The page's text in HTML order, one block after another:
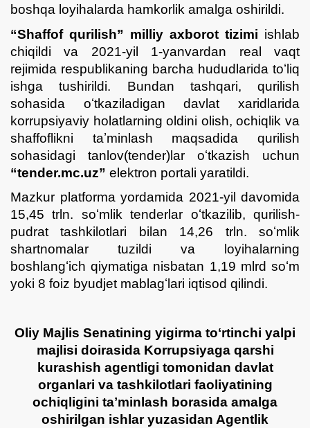
boshqa loyihalarda hamkorlik amalga oshirildi.
“Shaffof qurilish” milliy axborot tizimi ishlab
chiqildi va 2021-yil 1-yanvardan real vaqt
rejimida respublikaning barcha hududlarida toʻliq
ishga tushirildi. Bundan tashqari, qurilish
sohasida oʻtkaziladigan davlat xaridlarida
korrupsiyaviy holatlarning oldini olish, ochiqlik va
shaffoflikni taʼminlash maqsadida qurilish
sohasidagi tanlov(tender)lar oʻtkazish uchun
“tender.mc.uz” elektron portali yaratildi.
Mazkur platforma yordamida 2021-yil davomida
15,45 trln. soʻmlik tenderlar oʻtkazilib, qurilish-
pudrat tashkilotlari bilan 14,26 trln. soʻmlik
shartnomalar tuzildi va loyihalarning
boshlangʻich qiymatiga nisbatan 1,19 mlrd soʻm
yoki 8 foiz byudjet mablagʻlari iqtisod qilindi.
Oliy Majlis Senatining yigirma toʻrtinchi yalpi
majlisi doirasida Korrupsiyaga qarshi
kurashish agentligi tomonidan davlat
organlari va tashkilotlari faoliyatining
ochiqligini taʼminlash borasida amalga
oshirilgan ishlar yuzasidan Agentlik